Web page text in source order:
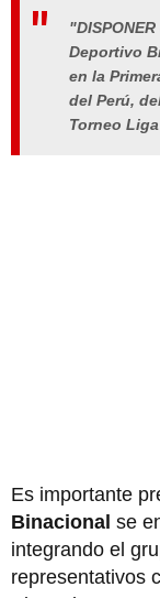
Deportivo
en la
del Perú,
Torneo
Es importante
Binacional se
integrando el
representativos